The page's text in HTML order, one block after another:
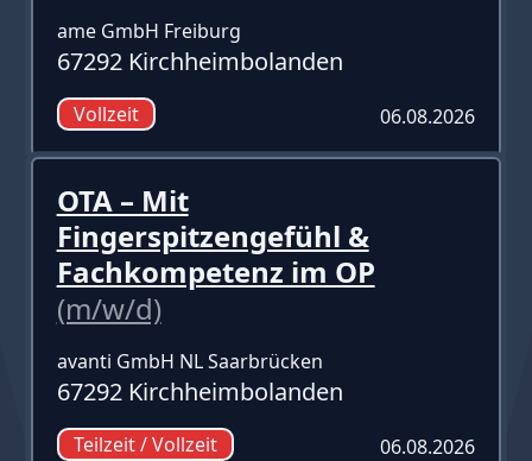
ame GmbH Freiburg
67292 Kirchheimbolanden
Vollzeit 06.08.2026
OTA – Mit
Fingerspitzengefühl &
Fachkompetenz im OP
(m/w/d)
avanti GmbH NL Saarbrücken
67292 Kirchheimbolanden
Teilzeit / Vollzeit 06.08.2026